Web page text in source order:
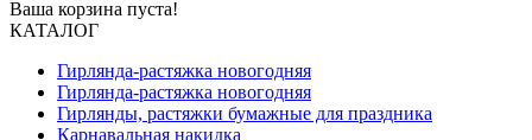
Ваша корзина пуста!
КАТАЛОГ
Гирлянда-растяжка новогодняя
Гирлянда-растяжка новогодняя
Гирлянды, растяжки бумажные для праздника
Карнавальная накидка